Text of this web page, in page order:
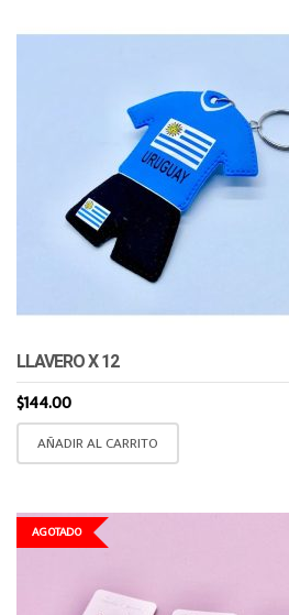
LLAVERO X 12
$144.00
AÑADIR AL CARRITO
AGOTADO